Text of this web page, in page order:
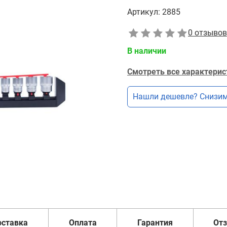
Артикул: 2885
0 отзывов
В наличии
Смотреть все
Нашли дешевле?
Оплата Гарантия